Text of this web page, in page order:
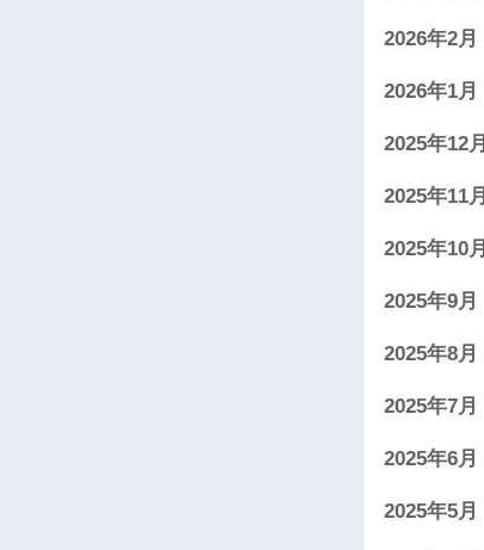
2026年2月
2026年1月
2025年12月
2025年11月
2025年10月
2025年9月
2025年8月
2025年7月
2025年6月
2025年5月